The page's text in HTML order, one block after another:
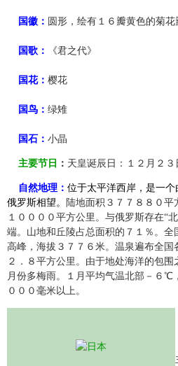
国徽： 圆形，绘有１６瓣黄色的菊
国歌： 《君之代》
国花： 樱花
国鸟： 绿雉
国石： 小晶
主要节日 ： 天皇诞辰日：１２月２３
自然地理： 位于太平洋西岸，是一
俄罗斯相望。
陆地面积３７７８８０
１００００平方公里。与俄罗斯存在“
端。山地和丘陵占总面积的７１％。
高峰，海拔３７７６米。温泉遍布全
２．８平方公里。由于地处海洋的包
月份多梅雨。１月平均气温北部－６
０００毫米以上。